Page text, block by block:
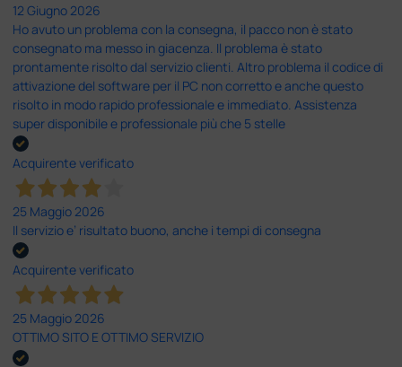
12 Giugno 2026
Ho avuto un problema con la consegna, il pacco non è stato
consegnato ma messo in giacenza. Il problema è stato
prontamente risolto dal servizio clienti. Altro problema il codice di
attivazione del software per il PC non corretto e anche questo
risolto in modo rapido professionale e immediato. Assistenza
super disponibile e professionale più che 5 stelle
Acquirente verificato
25 Maggio 2026
Il servizio e’ risultato buono, anche i tempi di consegna
Acquirente verificato
25 Maggio 2026
OTTIMO SITO E OTTIMO SERVIZIO